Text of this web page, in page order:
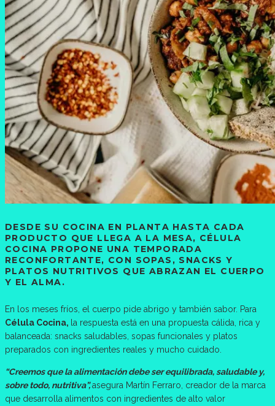
DESDE SU COCINA EN PLANTA HASTA CADA
PRODUCTO QUE LLEGA A LA MESA, CÉLULA
COCINA PROPONE UNA TEMPORADA
RECONFORTANTE, CON SOPAS, SNACKS Y
PLATOS NUTRITIVOS QUE ABRAZAN EL CUERPO
Y EL ALMA.
En los meses fríos, el cuerpo pide abrigo y también sabor. Para
Célula Cocina, la respuesta está en una propuesta cálida, rica y
balanceada: snacks saludables, sopas funcionales y platos
preparados con ingredientes reales y mucho cuidado.
“Creemos que la alimentación debe ser equilibrada, saludable y,
sobre todo, nutritiva”,asegura Martín Ferraro, creador de la marca
que desarrolla alimentos con ingredientes de alto valor